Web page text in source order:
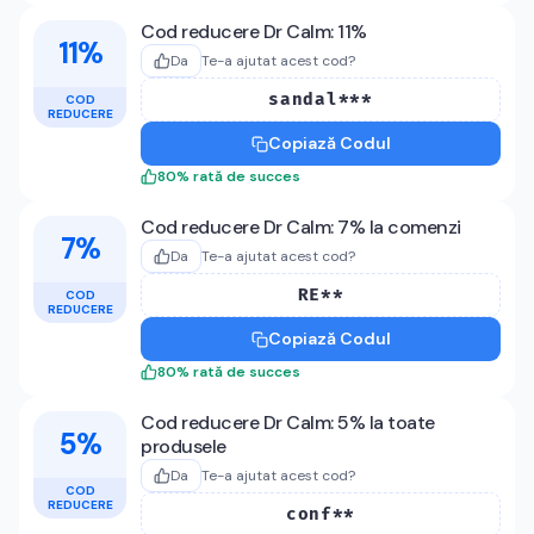
11%
COD
REDUCERE
Cod reducere Dr Calm: 11%
Da Te-a ajutat acest cod?
sandal***
Copiază Codul
80% rată de succes
7%
COD
REDUCERE
Cod reducere Dr Calm: 7% la comenzi
Da Te-a ajutat acest cod?
RE**
Copiază Codul
80% rată de succes
5%
COD
REDUCERE
Cod reducere Dr Calm: 5% la toate
produsele
Da Te-a ajutat acest cod?
conf**